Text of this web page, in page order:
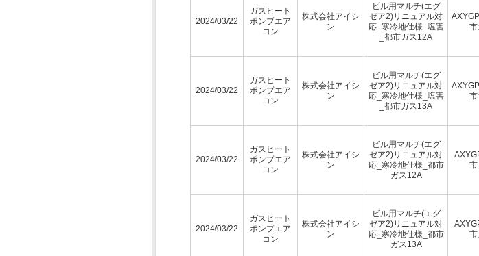
2024/03/22
ガスヒート
ポンプエア
コン
株式会社アイシ
ン
ビル用マルチ(エグ
ゼア2)リニュアル対
応_寒冷地仕様_塩害
_都市ガス12A
2024/03/22
ガスヒート
ポンプエア
コン
株式会社アイシ
ン
ビル用マルチ(エグ
ゼア2)リニュアル対
応_寒冷地仕様_塩害
_都市ガス13A
2024/03/22
ガスヒート
ポンプエア
コン
株式会社アイシ
ン
ビル用マルチ(エグ
ゼア2)リニュアル対
応_寒冷地仕様_都市
ガス12A
2024/03/22
ガスヒート
ポンプエア
コン
株式会社アイシ
ン
ビル用マルチ(エグ
ゼア2)リニュアル対
応_寒冷地仕様_都市
ガス13A